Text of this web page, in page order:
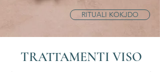
RITUALI KOKJDO
TRATTAMENTI VISO